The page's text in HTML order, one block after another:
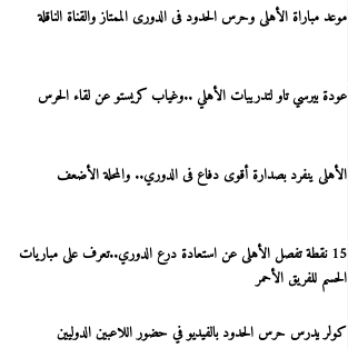
موعد مباراة الأهلى وحرس الحدود فى الدورى الممتاز والقناة الناقلة
عودة بيرسي تاو لتدريبات الأهلي ..وغياب كريستو عن لقاء الحرس
الأهلى ينفرد بصدارة أقوى دفاع فى الدوري.. والمحلة الأضعف
15 نقطة تفصل الأهلى عن استعادة درع الدوري..تعرف على مباريات
الحسم للفريق الأحمر
كولر يدرس حرس الحدود بالفيديو في حضور اللاعبين الدوليين